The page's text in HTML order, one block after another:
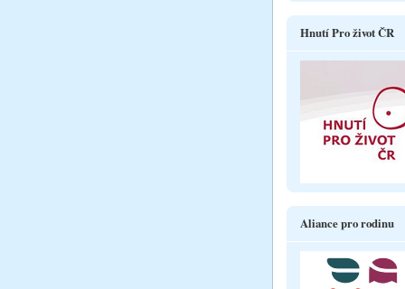
Hnutí Pro život ČR
Aliance pro rodinu